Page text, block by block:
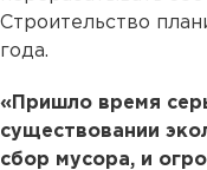
Строительство
года.
«Пришло время
существовании
сбор мусора, и